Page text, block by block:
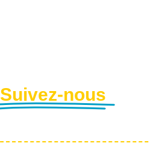
Suivez-nous